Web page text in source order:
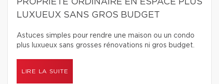
PROPRIÉTÉ ORDINAIRE EN ESPACE PLUS
LUXUEUX SANS GROS BUDGET
Astuces simples pour rendre une maison ou un condo
plus luxueux sans grosses rénovations ni gros budget.
LIRE LA SUITE